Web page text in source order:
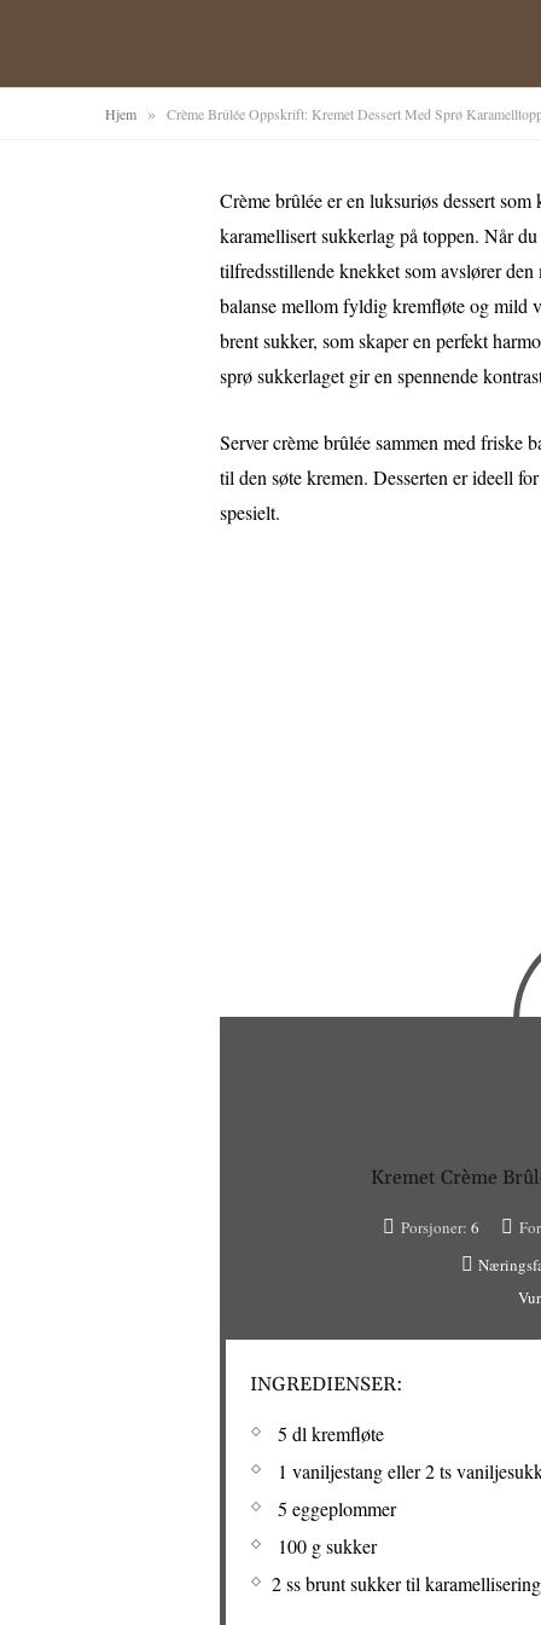
Hjem » Crème Brûlée Oppskrift: Kremet Dessert Med Sprø
Crème brûlée er en luksuriøs dessert
karamellisert sukkerlag på toppen. Når
tilfredsstillende knekket som avslører
balanse mellom fyldig kremfløte og mild
brent sukker, som skaper en perfekt
sprø sukkerlaget gir en spennende
Server crème brûlée sammen med
til den søte kremen. Desserten er ideell
spesielt.
Kremet Crème
Porsjoner: 6
INGREDIENSER:
5 dl kremfløte
1 vaniljestang eller 2 ts
5 eggeplommer
100 g sukker
2 ss brunt sukker til karamellisering